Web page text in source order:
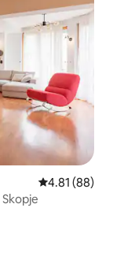
Calificación
4.81 (88)